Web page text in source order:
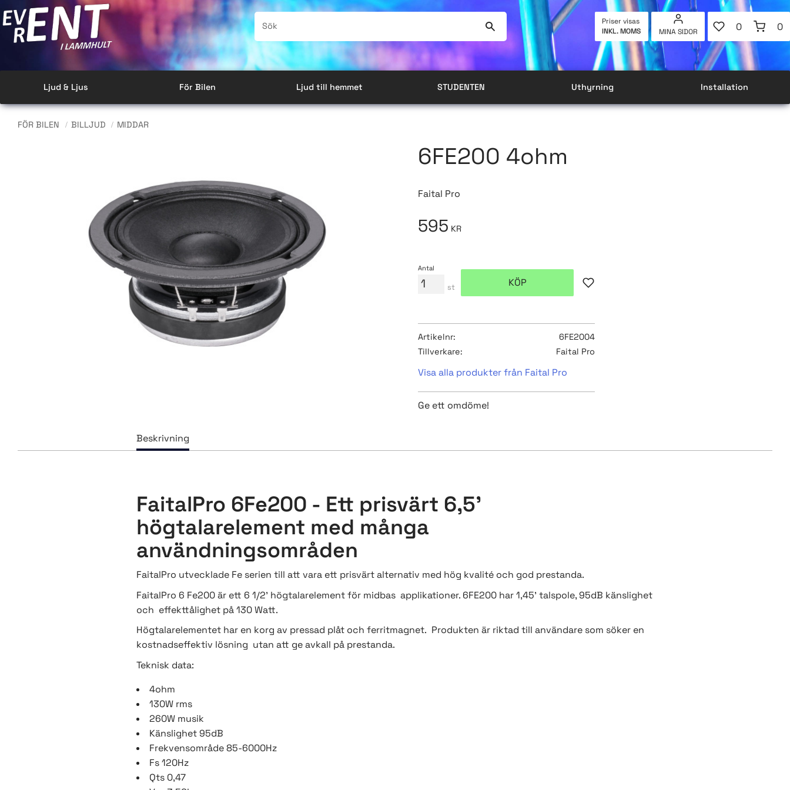
Priser visas
INKL. MOMS
MINA SIDOR
FAVORITER
ANTAL
0 0
Ljud & Ljus För Bilen Ljud till hemmet STUDENTEN Uthyrning Installation
FÖR BILEN BILLJUD MIDDAR
6FE200 4ohm
Faital Pro
595 KR
Antal
st KÖP Lägg till i favoriter
Artikelnr
6FE2004
Tillverkare
Faital Pro
Visa alla produkter från Faital Pro
Ge ett omdöme!
FaitalPro 6Fe200 - Ett prisvärt 6,5'
högtalarelement med många
användningsområden
FaitalPro utvecklade Fe serien till att vara ett prisvärt alternativ med hög kvalité och god prestanda.
FaitalPro 6 Fe200 är ett 6 1/2' högtalarelement för midbas applikationer. 6FE200 har 1,45' talspole, 95dB känslighet
och effekttålighet på 130 Watt.
Högtalarelementet har en korg av pressad plåt och ferritmagnet. Produkten är riktad till användare som söker en
kostnadseffektiv lösning utan att ge avkall på prestanda.
Teknisk data:
4ohm
130W rms
260W musik
Känslighet 95dB
Frekvensområde 85-6000Hz
Fs 120Hz
Qts 0,47